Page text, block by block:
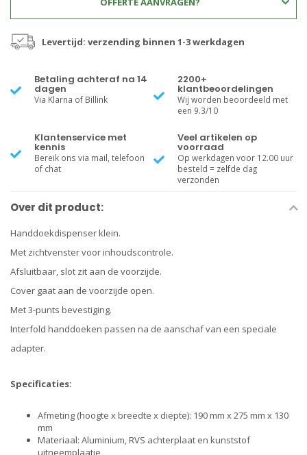
Levertijd: verzending binnen 1-3 werkdagen
Betaling achteraf na 14
dagen
Via Klarna of Billink
2200+
klantbeoordelingen
Wij worden beoordeeld met
een 9.3/10
Klantenservice met
kennis
Bereik ons via mail, telefoon
of chat
Veel artikelen op
voorraad
Op werkdagen voor 12.00 uur
besteld = zelfde dag
verzonden
Over dit product:
Handdoekdispenser klein.
Met zichtvenster voor inhoudscontrole.
Afsluitbaar, slot zit aan de voorzijde.
Cover gaat aan de voorzijde open. ﾠ
Met 3-punts bevestiging.
Interfold handdoeken passen na de aanschaf van een speciale
adapter.
Specificaties:
Afmeting (hoogte x breedte x diepte): 190 mm x 275 mm x 130
mm
Materiaal: Aluminium, RVS achterplaat en kunststof
uitneemplaatje